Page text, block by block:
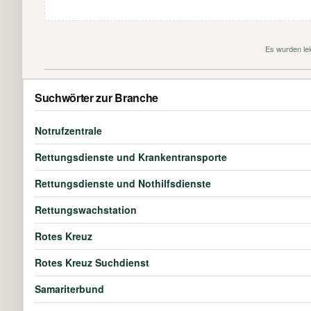
Es wurden
Suchwörter zur Branche
Notrufzentrale
Rettungsdienste und Krankentransporte
Rettungsdienste und Nothilfsdienste
Rettungswachstation
Rotes Kreuz
Rotes Kreuz Suchdienst
Samariterbund